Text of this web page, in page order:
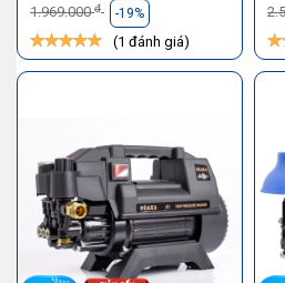
1.969.000đ -19%
(1 đánh giá)